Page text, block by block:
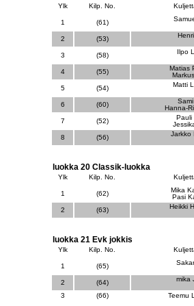
Ylk Kilp. No.
1 (61)
2 (53)
3 (58) Ilpo
4 (55)
Matias
5
(54) Matti
6 (60)
Hanna-
7
(52)
Pauli
8
(56) Jarkko
luokka 20 Classik-luokka
Ylk Kilp. No.
1 (62)
Mika
Pasi
2
(63) Heikki
luokka 21 Evk jokkis
Ylk Kilp. No.
1 (65)
2 (64) mika
3 (66) Teemu